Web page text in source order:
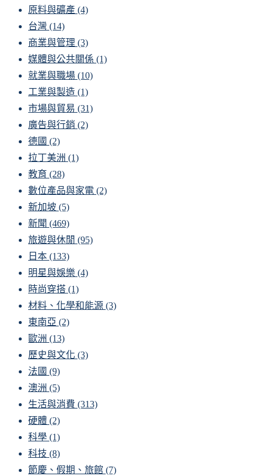
原料與礦產 (4)
台灣 (14)
商業與管理 (3)
媒體與公共關係 (1)
就業與職場 (10)
工業與製造 (1)
市場與貿易 (31)
廣告與行銷 (2)
德國 (2)
拉丁美洲 (1)
教育 (28)
數位產品與家電 (2)
新加坡 (5)
新聞 (469)
旅遊與休閒 (95)
日本 (133)
明星與娛樂 (4)
時尚穿搭 (1)
材料、化學和能源 (3)
東南亞 (2)
歐洲 (13)
歷史與文化 (3)
法國 (9)
澳洲 (5)
生活與消費 (313)
硬體 (2)
科學 (1)
科技 (8)
節慶、假期、旅館 (7)